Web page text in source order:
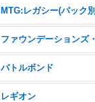
バトルボンド
レギオン